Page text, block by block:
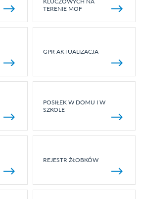
TERENIE MOF
GPR AKTUALIZACJA
POSIŁEK W DOMU I W
SZKOLE
REJESTR ŻŁOBKÓW